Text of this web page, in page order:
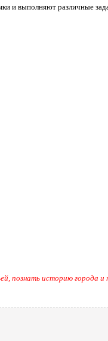
и выполняют различные
познать историю города и